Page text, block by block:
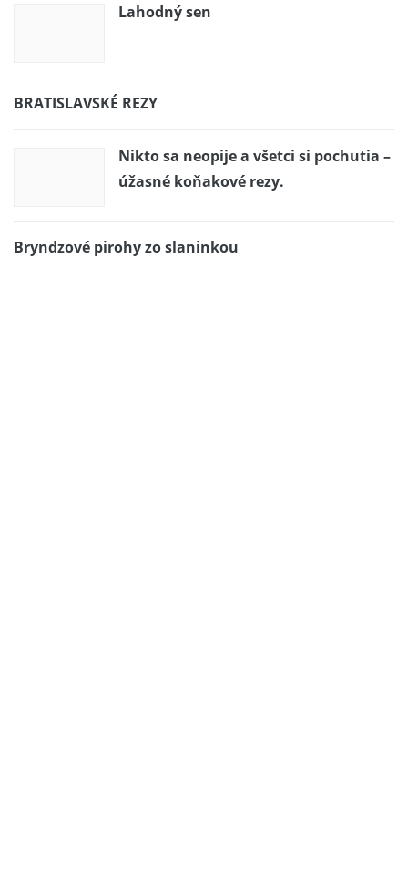
Lahodný sen
BRATISLAVSKÉ REZY
Nikto sa neopije a všetci si pochutia –
úžasné koňakové rezy.
Bryndzové pirohy zo slaninkou